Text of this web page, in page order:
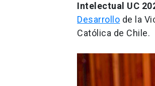
Intelectual UC
Desarrollo de la
Católica de Chile.